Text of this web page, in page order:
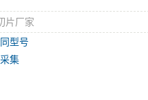
片厂家
型号
集